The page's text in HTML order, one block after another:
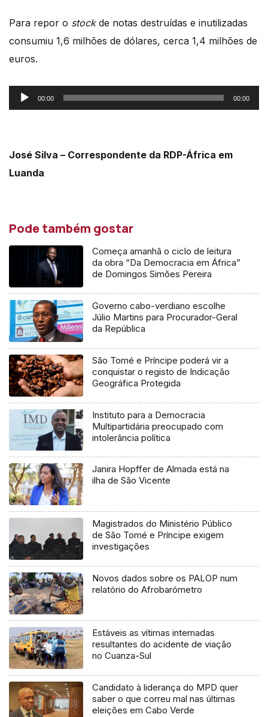
Para repor o stockde notas destruídas e inutilizadas
consumiu 1,6 milhões de dólares, cerca 1,4 milhões de
euros.
Reprodutor
de
00:00 00:00
José Silva – Correspondente da RDP-África em
Luanda
Pode também gostar
Começa amanhã o ciclo de leitura
da obra “Da Democracia em África”
de Domingos Simões Pereira
Governo cabo-verdiano escolhe
Júlio Martins para Procurador-Geral
da República
São Tomé e Príncipe poderá vir a
conquistar o registo de Indicação
Geográfica Protegida
Instituto para a Democracia
Multipartidária preocupado com
intolerância política
Janira Hopffer de Almada está na
ilha de São Vicente
Magistrados do Ministério Público
de São Tomé e Príncipe exigem
investigações
Novos dados sobre os PALOP num
relatório do Afrobarómetro
Estáveis as vítimas internadas
resultantes do acidente de viação
no Cuanza-Sul
Candidato à liderança do MPD quer
saber o que correu mal nas últimas
eleições em Cabo Verde